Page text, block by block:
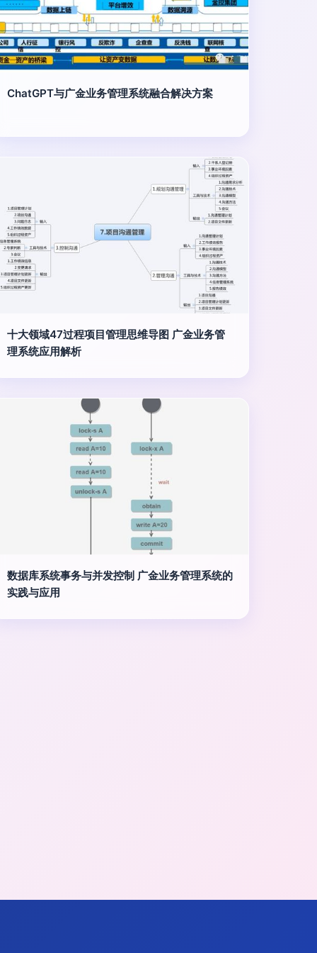
ChatGPT与广金业务管理系统融合解决方案
十大领域47过程项目管理思维导图 广金业务管
理系统应用解析
数据库系统事务与并发控制 广金业务管理系统的
实践与应用